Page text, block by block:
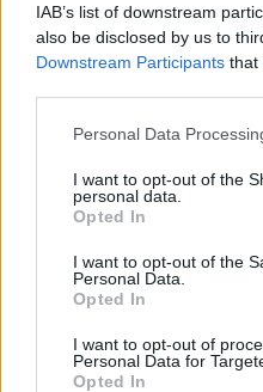
IAB’s list of downstream
also be disclosed by us to
Downstream Participants that
Personal Data
I want to opt-out of the
personal data.
Opted In
I want to opt-out of the
Personal Data.
Opted In
I want to opt-out of
Personal Data for
Opted In